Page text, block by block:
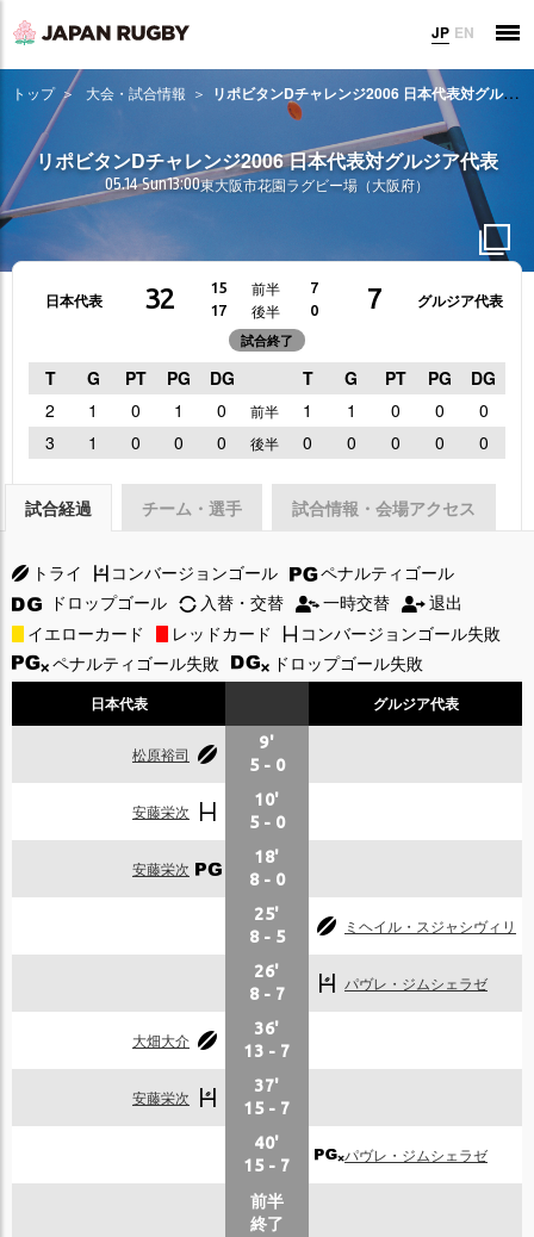
JP EN
トップ 大会・試合情報 リポビタンDチャレンジ2006 日本代表対グルジア代表
リポビタンDチャレンジ2006 日本代表対グルジア代表
05.14 Sun13:00東大阪市花園ラグビー場（大阪府）
日本代表 32 15 前半
7
17
後半 0
試合終了
7 グルジア代表
T G PT PG DG T G PT PG
DG
2
1 0 1 0 前半 1 1 0 0
0
3
1 0 0 0 後半 0 0 0 0 0
試合経過 チーム・選手 試合情報・会場アクセス
トライ コンバージョンゴール
ペナルティゴール
ドロップゴール
入替・交替 一時交替
退出
イエローカード
レッドカード
コンバージョンゴール失敗
ペナルティゴール失敗
ドロップゴール失敗
日本代表 グルジア代表
松原裕司
9'
5 - 0
安藤栄次
10'
5 - 0
安藤栄次
18'
8 - 0
25'
8 - 5
ミヘイル・スジャシヴィリ
26'
8 - 7
パヴレ・ジムシェラゼ
大畑大介
36'
13 - 7
安藤栄次
37'
15 - 7
40'
15 - 7
パヴレ・ジムシェラゼ
前半
終了